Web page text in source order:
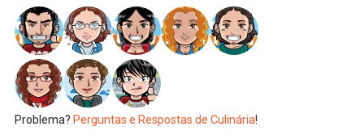
Problema? Perguntas e Respostas de Culinária!